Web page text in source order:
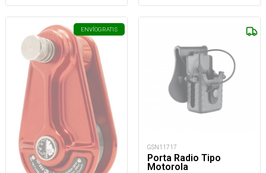
ENVÍOGRATIS
GSN11717
Porta Radio Tipo
Motorola